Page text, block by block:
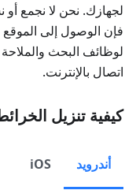
لجهازك. نحن لا نجمع أو
فإن الوصول إلى
اتصال بالإنترنت.
كيفية تنزيل
أندرويد iOS